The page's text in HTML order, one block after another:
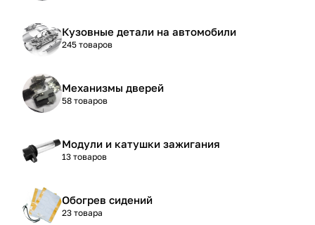
Кузовные детали на автомобили
245 товаров
Механизмы дверей
58 товаров
Модули и катушки зажигания
13 товаров
Обогрев сидений
23 товара